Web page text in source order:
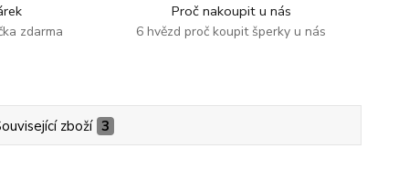
zdarma
Proč nakoupit u nás
6 hvězd proč koupit šperky u nás
zboží 3